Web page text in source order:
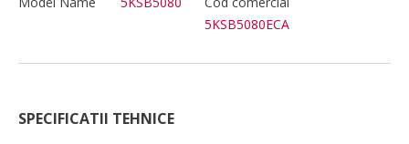
5KSB5080ECA
SPECIFICATII TEHNICE